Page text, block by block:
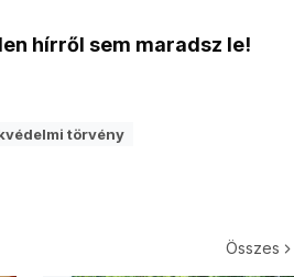
hírről sem maradsz le!
törvény
Összes